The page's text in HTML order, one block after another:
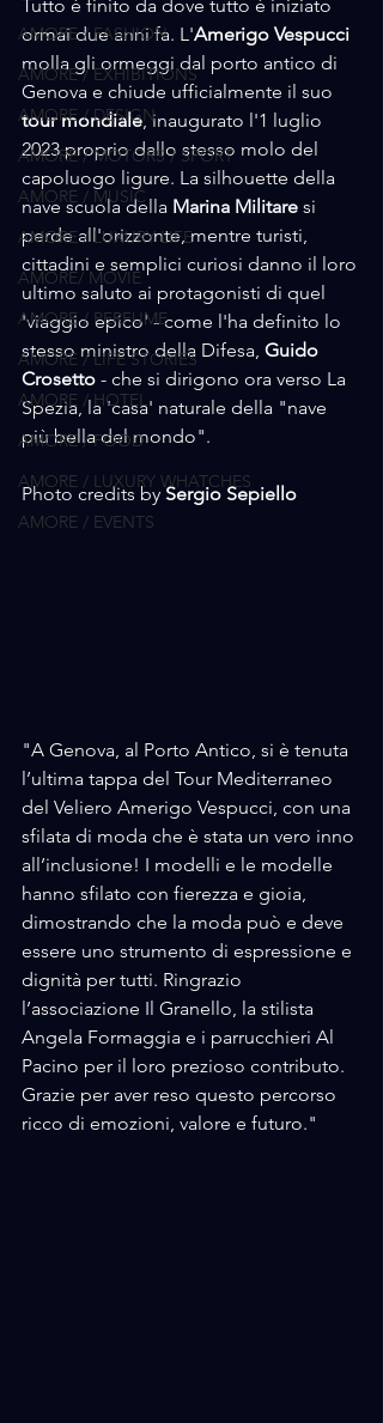
AMORE / FASHION
AMORE / EXHIBITIONS
AMORE / DESIGN
AMORE / MOTORS / SPORT
AMORE / MUSIC
AMORE / LUXURY LIFE
AMORE/ MOVIE
AMORE / PERFUME
AMORE / LIFE STORIES
AMORE / HOTEL
AMORE / FOOD
AMORE / LUXURY WHATCHES
AMORE / EVENTS
Tutto è finito da dove tutto è iniziato
ormai due anni fa. L'Amerigo Vespucci
molla gli ormeggi dal porto antico di
Genova e chiude ufficialmente il suo
tour mondiale, inaugurato l'1 luglio
2023 proprio dallo stesso molo del
capoluogo ligure. La silhouette della
nave scuola della Marina Militare si
perde all'orizzonte, mentre turisti,
cittadini e semplici curiosi danno il loro
ultimo saluto ai protagonisti di quel
'viaggio epico' - come l'ha definito lo
stesso ministro della Difesa, Guido
Crosetto - che si dirigono ora verso La
Spezia, la 'casa' naturale della "nave
più bella del mondo".
Photo credits by Sergio Sepiello
"A Genova, al Porto Antico, si è tenuta
l’ultima tappa del Tour Mediterraneo
del Veliero Amerigo Vespucci, con una
sfilata di moda che è stata un vero inno
all’inclusione! I modelli e le modelle
hanno sfilato con fierezza e gioia,
dimostrando che la moda può e deve
essere uno strumento di espressione e
dignità per tutti. Ringrazio
l’associazione Il Granello, la stilista
Angela Formaggia e i parrucchieri Al
Pacino per il loro prezioso contributo.
Grazie per aver reso questo percorso
ricco di emozioni, valore e futuro."